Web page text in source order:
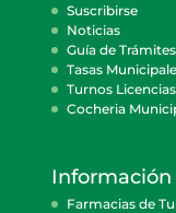
Suscribirse
Noticias
Guía de Trámites
Tasas
Turnos
Cocheria
Información
Farmacias de